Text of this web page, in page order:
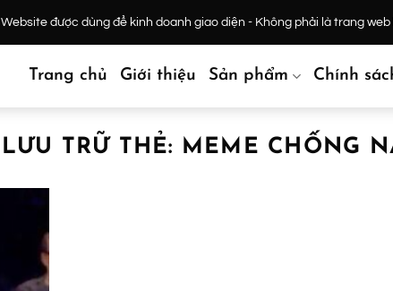
Website được dùng để kinh doanh giao diện - Không phải là trang web
Trang chủ Giới thiệu Sản phẩm Chính
LƯU TRỮ THẺ: MEME CHỐNG